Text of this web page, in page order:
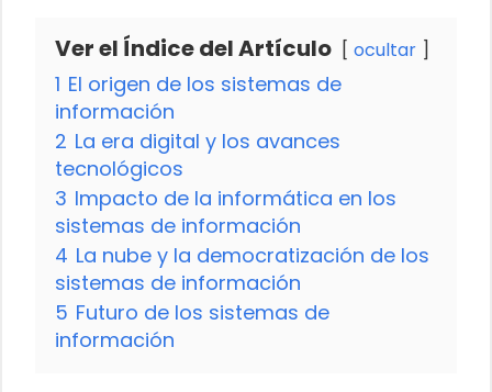
Ver el Índice del Artículo ocultar
1 El origen de los sistemas de
información
2 La era digital y los avances
tecnológicos
3 Impacto de la informática en los
sistemas de información
4 La nube y la democratización de los
sistemas de información
5 Futuro de los sistemas de
información